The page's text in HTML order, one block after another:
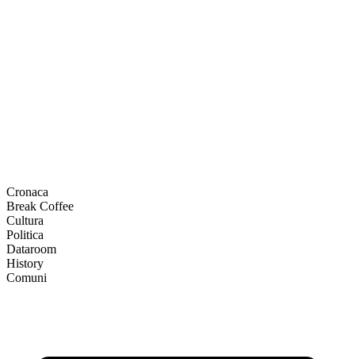
Cronaca
Break Coffee
Cultura
Politica
Dataroom
History
Comuni